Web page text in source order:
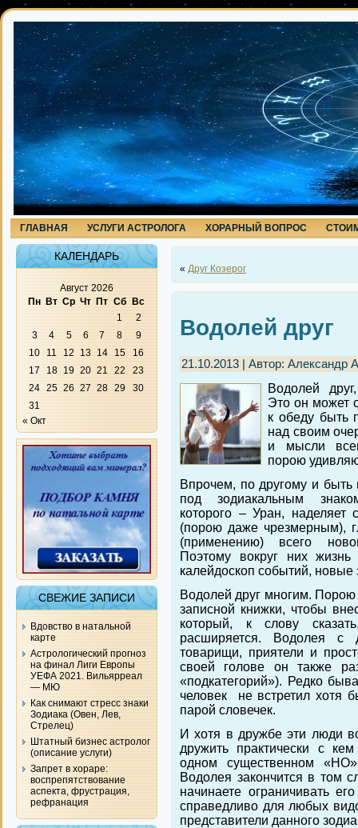
ГЛАВНАЯ УСЛУГИ АСТРОЛОГА ХОРАРНЫЙ ВОПРОС
КАЛЕНДАРЬ
Август 2026
Пн Вт Ср Чт Пт Сб
Вс
1
2
3
4 5 6 7 8
9
10
11 12 13 14 15
16
17
18 19 20 21 22
23
24 25 26 27 28 29
30
31
« Окт
СВЕЖИЕ ЗАПИСИ
Вдовство в натальной
карте
Астрологический прогноз
на финал Лиги Европы
УЕФА 2021. Вильярреал
— МЮ
Как снимают стресс знаки
Зодиака (Овен, Лев,
Стрелец)
Штатный бизнес астролог
(описание услуги)
Запрет в хораре:
воспрепятствование
аспекта, фрустрация,
рефранация
« Друг Козерог
Водолей друг
21.10.2013 | Автор: Александр
Водолей
Это он может
к обеду быть
над своим
и мысли
порою
Впрочем, по другому и
под зодиакальным
которого – Уран, наделяет
(порою даже чрезмерным),
(применению) всего
Поэтому вокруг них
калейдоскоп событий, новые
Водолей друг многим.
записной книжки, чтобы
который, к слову
расширяется. Водолея с
товарищи, приятели и
своей голове он также
«подкатегорий»). Редко
человек не встретил хотя
парой словечек.
И хотя в дружбе эти люди
дружить практически с
одном существенном
Водолея закончится в том
начинаете ограничивать
справедливо для любых
представители данного